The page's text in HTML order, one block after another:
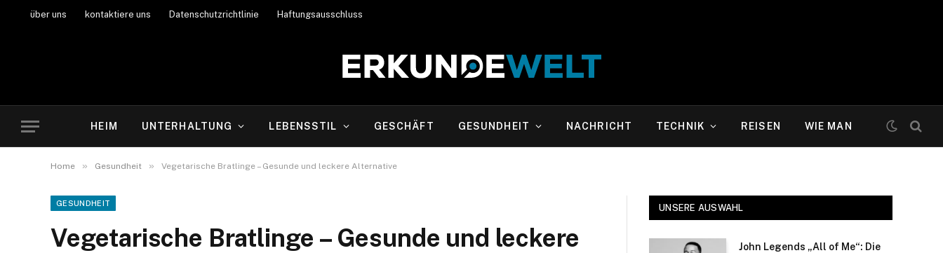
über uns kontaktiere uns Datenschutzrichtlinie Haftungsausschluss
HEIM UNTERHALTUNG LEBENSSTIL GESCHÄFT GESUNDHEIT NACHRICHT TECHNIK REISEN WIE MAN
Home » Gesundheit » Vegetarische Bratlinge – Gesunde und leckere Alternative
GESUNDHEIT
Vegetarische Bratlinge – Gesunde und leckere
UNSERE AUSWAHL
John Legends „All of Me“: Die